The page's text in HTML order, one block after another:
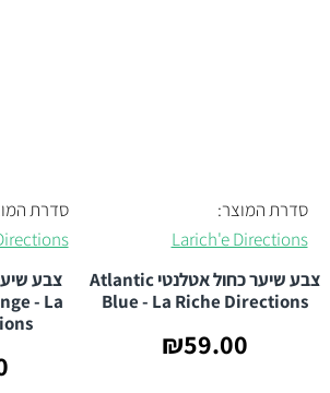
סדרת המוצר:
Larich'e Directions
צבע שיער כחול אטלנטי Atlantic
Blue - La Riche Directions
₪59.00
סדרת
צבע
- La